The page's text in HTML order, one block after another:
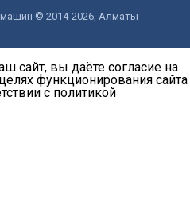
© 2014-2026, Алматы
сайт, вы даёте согласие на
функционирования сайта
с политикой